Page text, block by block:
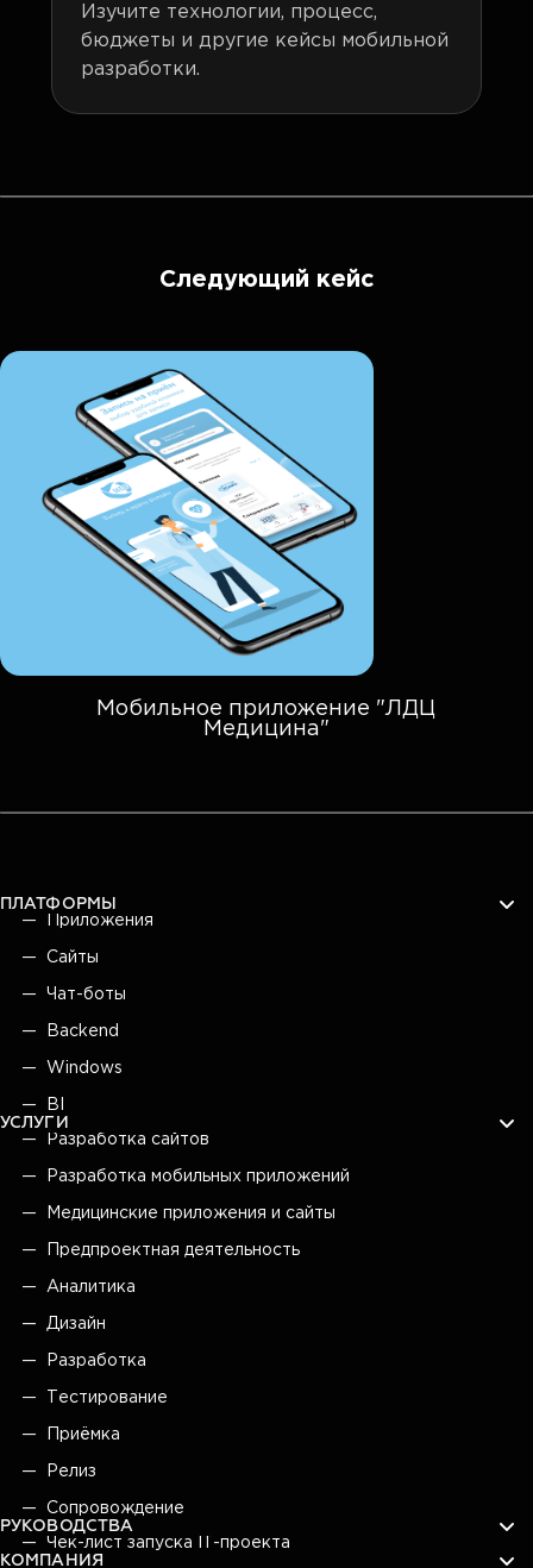
Изучите технологии, процесс,
бюджеты и другие кейсы мобильной
разработки.
Следующий кейс
Мобильное приложение "ЛДЦ
Медицина"
ПЛАТФОРМЫ
Приложения
Сайты
Чат-боты
Backend
Windows
BI
УСЛУГИ
Разработка сайтов
Разработка мобильных приложений
Медицинские приложения и сайты
Предпроектная деятельность
Аналитика
Дизайн
Разработка
Тестирование
Приёмка
Релиз
Сопровождение
РУКОВОДСТВА
Чек-лист запуска IT-проекта
КОМПАНИЯ